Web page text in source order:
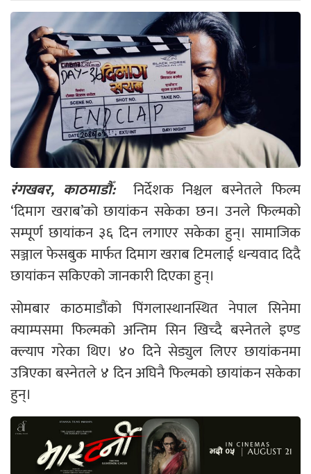
रंगखबर, काठमाडौँ:
निर्देशक निश्चल बस्नेतले फिल्म
‘दिमाग खराब’को छायांकन सकेका छन। उनले फिल्मको
सम्पूर्ण छायांकन ३६ दिन लगाएर सकेका हुन्। सामाजिक
सञ्जाल फेसबुक मार्फत दिमाग खराब टिमलाई धन्यवाद दिदै
छायांकन सकिएको जानकारी दिएका हुन्।
सोमबार काठमाडौंको पिंगलास्थानस्थित नेपाल सिनेमा
क्याम्पसमा फिल्मको अन्तिम सिन खिच्दै बस्नेतले इण्ड
क्ल्याप गरेका थिए। ४० दिने सेड्युल लिएर छायांकनमा
उत्रिएका बस्नेतले ४ दिन अघिनै फिल्मको छायांकन सकेका
हुन्।